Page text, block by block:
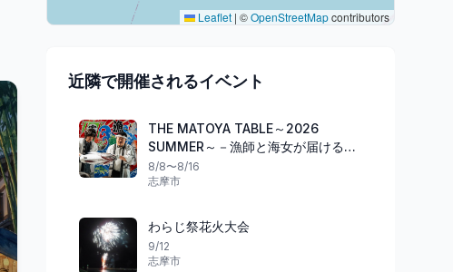
Leaflet | ©OpenStreetMapcontributors
近隣で開催されるイベント
THE MATOYA TABLE～2026
SUMMER～－漁師と海女が届ける、
海のごちそう。－｜日本酒ペアリン
グプラン
8/8〜8/16
志摩市
わらじ祭花火大会
9/12
志摩市